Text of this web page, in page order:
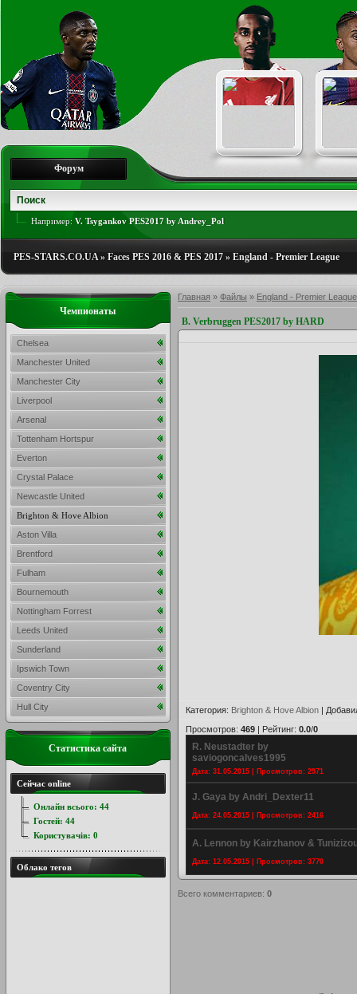
Форум
Например: V. Tsygankov PES2017 by Andrey_Pol
PES-STARS.CO.UA» Faces PES 2016 & PES 2017 » England - Premier League
Главная » Файлы » England - Premier League
B. Verbruggen PES2017 by HARD
Категория: Brighton & Hove Albion |
Просмотров: 469 | Рейтинг: 0.0/0
R. Neustadter by
saviogoncalves1995
Дата: 31.05.2015 | Просмотров: 2971
J. Gaya by Andri_Dexter11
Дата: 24.05.2015 | Просмотров: 2416
A. Lennon by Kairzhanov &
Дата: 12.05.2015 | Просмотров: 3770
Всего комментариев: 0
Чемпионаты
Chelsea
Manchester United
Manchester City
Liverpool
Arsenal
Tottenham Hortspur
Everton
Crystal Palace
Newcastle United
Brighton & Hove Albion
Aston Villa
Brentford
Fulham
Bournemouth
Nottingham Forrest
Leeds United
Sunderland
Ipswich Town
Coventry City
Hull City
Статистика сайта
Сейчас online
Онлайн всього: 44
Гостей: 44
Користувачів: 0
Облако тегов